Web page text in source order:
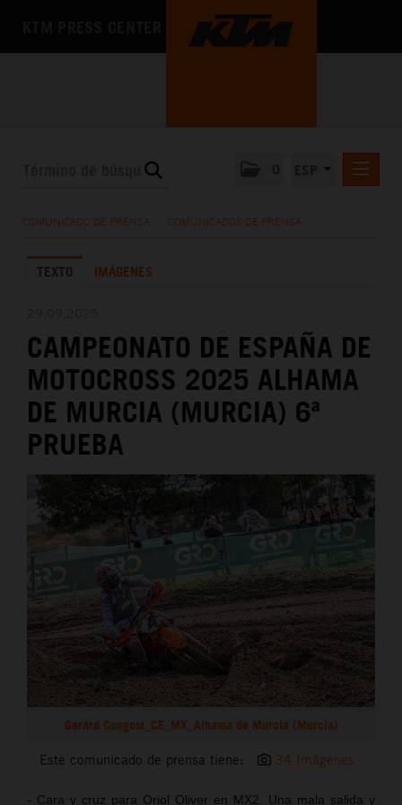
LA EMPRESA
COMUNICADO DE PRENSA COMUNICADOS DE PRENSA
TEXTO IMÁGENES
CAMPEONATO DE ESPAÑA DE
MOTOCROSS 2025 ALHAMA
DE MURCIA (MURCIA) 6ª
PRUEBA
Gerard Congost_CE_MX_Alhama de Murcia (Murcia)
Este comunicado de prensa tiene: 34 Imágenes
- Cara y cruz para Oriol Oliver en MX2. Una mala salida y